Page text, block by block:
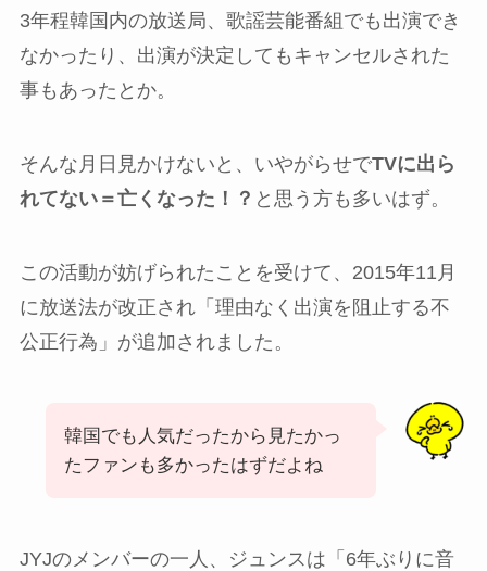
3年程韓国内の放送局、歌謡芸能番組でも出演でき
なかったり、出演が決定してもキャンセルされた
事もあったとか。
そんな月日見かけないと、いやがらせでTVに出ら
れてない＝亡くなった！？ と思う方も多いはず。
この活動が妨げられたことを受けて、2015年11月
に放送法が改正され「理由なく出演を阻止する不
公正行為」が追加されました。
韓国でも人気だったから見たかっ
たファンも多かったはずだよね
JYJのメンバーの一人、ジュンスは「6年ぶりに音